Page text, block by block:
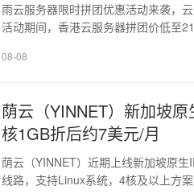
雨云服务器限时拼团优惠活动来袭，
活动期间，香港云服务器拼团价低至
!important;border: none
08-08
荫云（YINNET）新加坡
核1GB折后约7美元/月
荫云（YINNET）近期上线新加坡原
线路，支持Linux系统，4核及以上方